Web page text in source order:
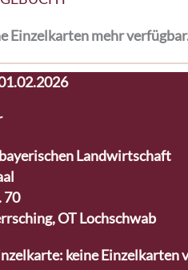
Einzelkarten mehr
Landwirtschaft
70
OT Lochschwab
keine Einzelkarten